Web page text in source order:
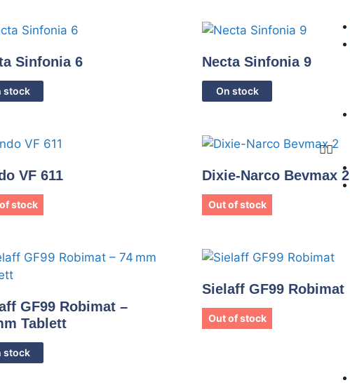
Sinfonia 6
stock
Necta Sinfonia 9
On stock
VF 611
stock
Dixie-Narco Bevmax 2
Out of stock
GF99 Robimat –
Tablett
stock
Sielaff GF99 Robimat
Out of stock